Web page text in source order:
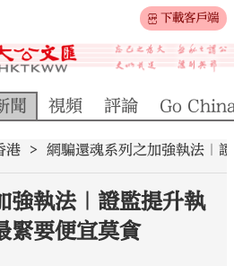
下載客戶端
聞 視頻 評論 Go
港 網騙還魂系列之加強執法｜
強執法｜證監提升執
要便宜莫貪